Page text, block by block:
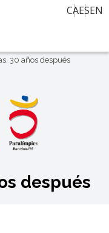
CAESEN
30 años después
después